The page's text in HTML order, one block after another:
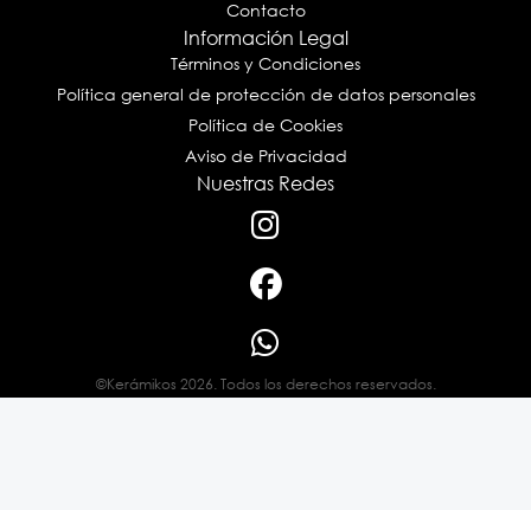
Contacto
Información Legal
Términos y Condiciones
Política general de protección de datos personales
Política de Cookies
Aviso de Privacidad
Nuestras Redes
©Kerámikos 2026. Todos los derechos reservados.